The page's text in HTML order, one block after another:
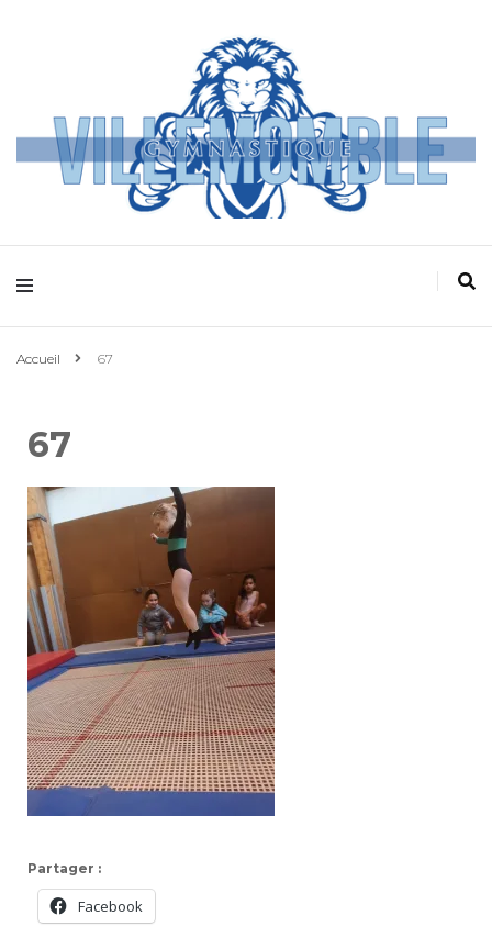
Villemomble
Gymnastique
Accueil 67
67
Partager :
Facebook